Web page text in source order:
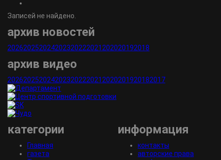
Записей не найдено.
архив новостей
202620252024202320222021 202020192018
архив видео
202620252024202320222021 2020201920182017
категории
Главная
газета
информация
контакты
авторские права